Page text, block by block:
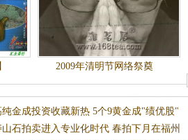
2009年清明节网络祭奠
纯金成投资收藏新热 5个9黄金成"绩优股"
)
山石拍卖进入专业化时代 春拍下月在福州